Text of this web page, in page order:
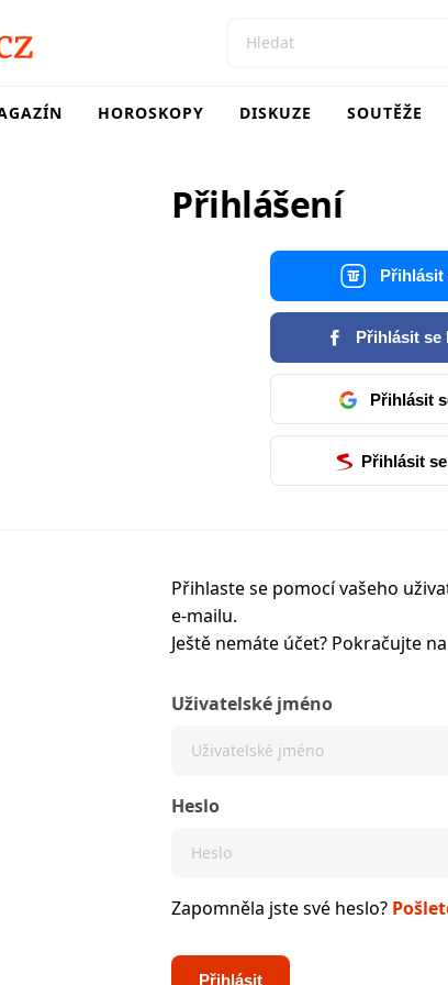
HOROSKOPY DISKUZE SOUTĚŽE
Přihlášení
Přihlásit
Přihlásit se
Přihlásit
Přihlásit
Přihlaste se pomocí vašeho
e-mailu.
Ještě nemáte účet? Pokračujte
Uživatelské jméno
Heslo
Zapomněla jste své heslo?